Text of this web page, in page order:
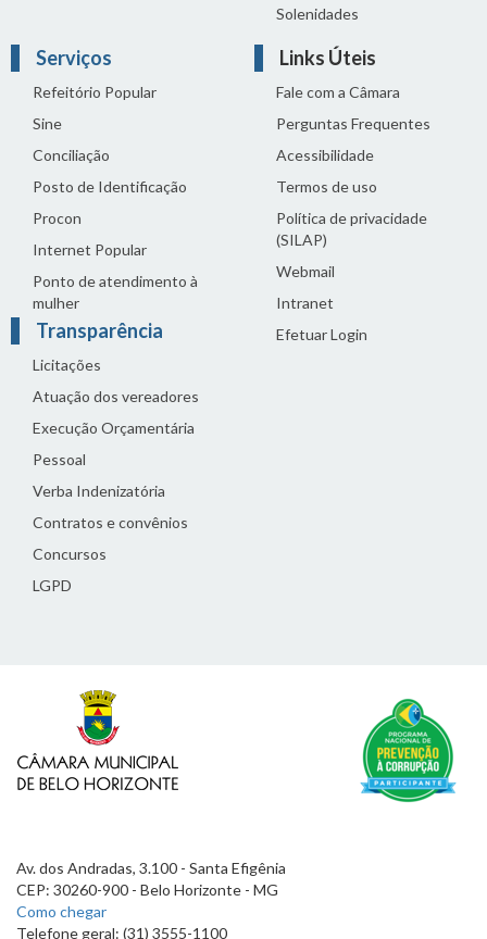
Solenidades
Serviços
Refeitório Popular
Sine
Conciliação
Posto de Identificação
Procon
Internet Popular
Ponto de atendimento à
mulher
Transparência
Licitações
Atuação dos vereadores
Execução Orçamentária
Pessoal
Verba Indenizatória
Contratos e convênios
Concursos
LGPD
Links Úteis
Fale com a Câmara
Perguntas Frequentes
Acessibilidade
Termos de uso
Política de privacidade
(SILAP)
Webmail
Intranet
Efetuar Login
Av. dos Andradas, 3.100 - Santa Efigênia
CEP: 30260-900 - Belo Horizonte - MG
Como chegar
Telefone geral: (31) 3555-1100